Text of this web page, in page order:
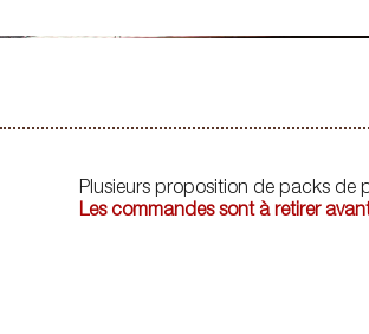
Plusieurs proposition de packs de
Les commandes sont à retirer